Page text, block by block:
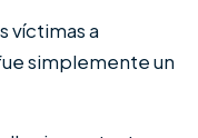
víctimas a
simplemente un